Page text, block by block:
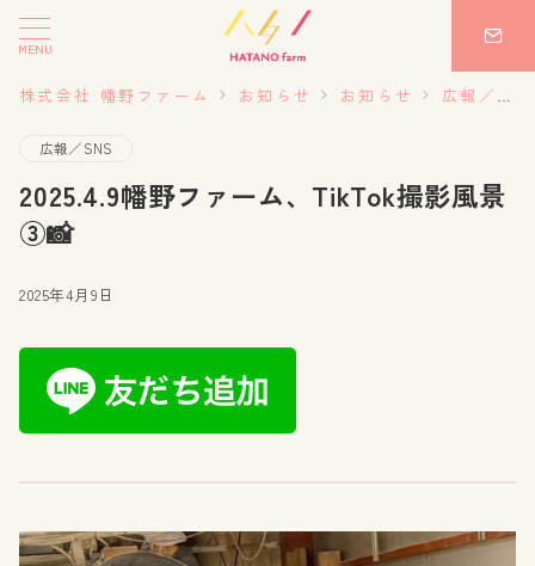
MENU
株式会社 幡野ファーム お知らせ お知らせ 広報／SNS
広報／SNS
2025.4.9幡野ファーム、TikTok撮影風景
③📸
2025年4月9日